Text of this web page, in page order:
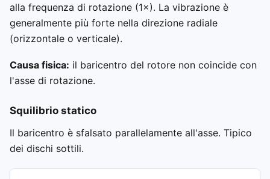
alla frequenza di rotazione (1×). La vibrazione è
generalmente più forte nella direzione radiale
(orizzontale o verticale).
Causa fisica: il baricentro del rotore non coincide con
l'asse di rotazione.
Squilibrio statico
Il baricentro è sfalsato parallelamente all'asse. Tipico
dei dischi sottili.